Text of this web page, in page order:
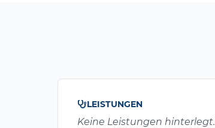
LEISTUNGEN
Keine Leistungen hinterlegt.